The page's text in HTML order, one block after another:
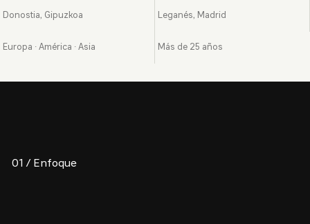
Donostia, Gipuzkoa Leganés, Madrid
Europa · América · Asia Más de 25 años
01 / Enfoque